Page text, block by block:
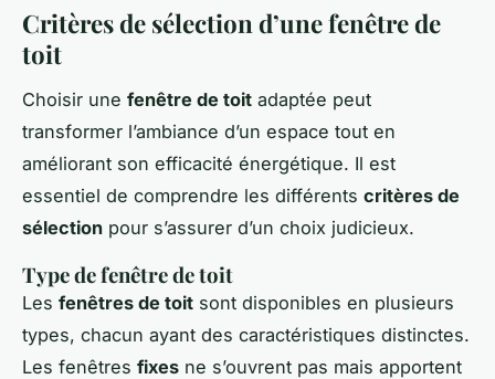
Critères de sélection d’une fenêtre de
toit
Choisir une fenêtre de toit adaptée peut
transformer l’ambiance d’un espace tout en
améliorant son efficacité énergétique. Il est
essentiel de comprendre les différents critères de
sélection pour s’assurer d’un choix judicieux.
Type de fenêtre de toit
Les fenêtres de toit sont disponibles en plusieurs
types, chacun ayant des caractéristiques distinctes.
Les fenêtres fixes ne s’ouvrent pas mais apportent